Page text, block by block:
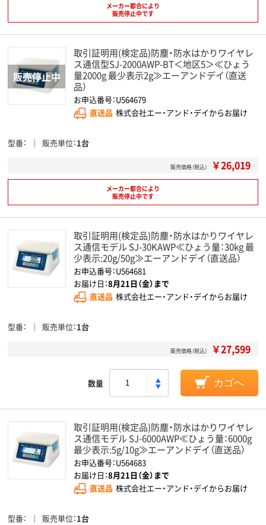
メーカー都合により
販売停止中です
取引証明用(検定品)防塵・防水はかりワイヤレ
ス通信型SJ-2000AWP-BT＜地区5＞≪ひょう
量2000g 最少表示2g≫エーアンドデイ（直送
品）
お申込番号：U564679
直送品 株式会社エー・アンド・デイからお届け
型番 販売単位 1台
販売価格（税込） ￥26,019
メーカー都合により
販売停止中です
取引証明用(検定品)防塵・防水はかりワイヤレ
ス通信モデル SJ-30KAWP≪ひょう量：30kg 最
少表示:20g/50g≫エーアンドデイ（直送品）
お申込番号：U564681
お届け日：8月21日（金）まで
直送品 株式会社エー・アンド・デイからお届け
型番 販売単位 1台
販売価格（税込） ￥27,599
数量 カゴへ
取引証明用(検定品)防塵・防水はかりワイヤレ
ス通信モデル SJ-6000AWP≪ひょう量：6000g
最少表示:5g/10g≫エーアンドデイ（直送品）
お申込番号：U564683
お届け日：8月21日（金）まで
直送品 株式会社エー・アンド・デイからお届け
型番 販売単位 1台